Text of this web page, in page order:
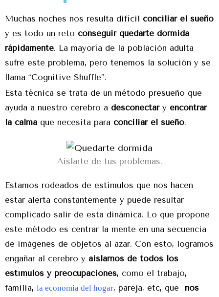
Muchas noches nos resulta difícil conciliar el sueño
y es todo un reto conseguir quedarte dormida
rápidamente. La mayoría de la población adulta
sufre este problema, pero tenemos la solución y se
llama “Cognitive Shuffle”.
Esta técnica se trata de un método presueño que
ayuda a nuestro cerebro a desconectary encontrar
la calma que necesita para conciliar el sueño.
Aislarte de tus problemas.
Estamos rodeados de estímulos que nos hacen
estar alerta constantemente y puede resultar
complicado salir de esta dinámica. Lo que propone
este método es centrar la mente en una secuencia
de imágenes de objetos al azar. Con esto, logramos
engañar al cerebro y aislarnos de todos los
estímulos y preocupaciones, como el trabajo,
familia, la economía del hogar, pareja, etc, que nos